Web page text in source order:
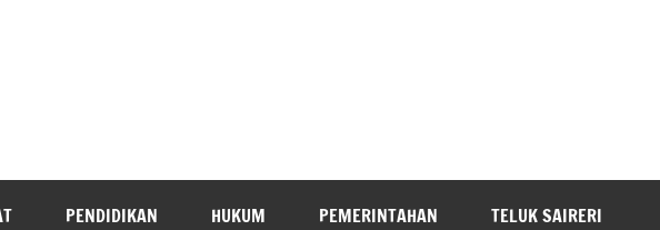
PENDIDIKAN HUKUM PEMERINTAHAN TELUK SAIRERI